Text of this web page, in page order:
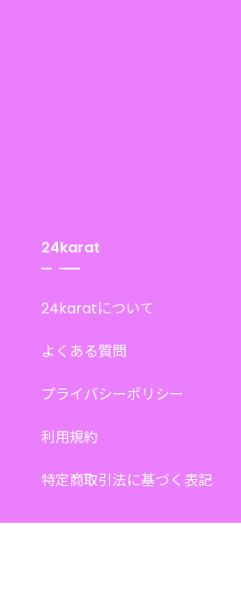
24karat
24karatについて
よくある質問
プライバシーポリシー
利用規約
特定商取引法に基づく表記